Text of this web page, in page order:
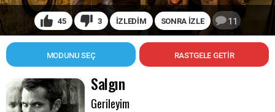
45 3 İZLEDİM SONRA İZLE 11
MODUNU SEÇ
Salgın
Gerileyim